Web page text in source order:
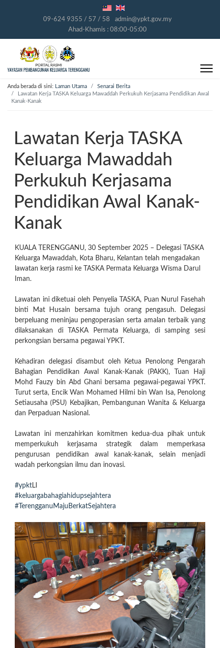
09-624 9355 / 57 / 58
admin@ypkt.gov.my
Ahad-Khamis : 08:00-05:00
Anda berada di sini: Laman Utama
Senarai Berita
Lawatan Kerja TASKA Keluarga Mawaddah Perkukuh Kerjasama Pendidikan Awal
Kanak-Kanak
Lawatan Kerja TASKA
Keluarga Mawaddah
Perkukuh Kerjasama
Pendidikan Awal Kanak-
Kanak
KUALA TERENGGANU, 30 September 2025 – Delegasi TASKA
Keluarga Mawaddah, Kota Bharu, Kelantan telah mengadakan
lawatan kerja rasmi ke TASKA Permata Keluarga Wisma Darul
Iman.
Lawatan ini diketuai oleh Penyelia TASKA, Puan Nurul Fasehah
binti Mat Husain bersama tujuh orang pengasuh. Delegasi
berpeluang meninjau pengoperasian serta amalan terbaik yang
dilaksanakan di TASKA Permata Keluarga, di samping sesi
perkongsian bersama pegawai YPKT.
Kehadiran delegasi disambut oleh Ketua Penolong Pengarah
Bahagian Pendidikan Awal Kanak-Kanak (PAKK), Tuan Haji
Mohd Fauzy bin Abd Ghani bersama pegawai-pegawai YPKT.
Turut serta, Encik Wan Mohamed Hilmi bin Wan Isa, Penolong
Setiausaha (PSU) Kebajikan, Pembangunan Wanita & Keluarga
dan Perpaduan Nasional.
Lawatan ini menzahirkan komitmen kedua-dua pihak untuk
memperkukuh kerjasama strategik dalam memperkasa
pengurusan pendidikan awal kanak-kanak, selain menjadi
wadah perkongsian ilmu dan inovasi.
#ypktLI
#keluargabahagiahidupsejahtera
#TerengganuMajuBerkatSejahtera